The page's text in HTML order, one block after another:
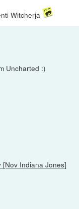
Witcherja
Uncharted :)
Indiana Jones]